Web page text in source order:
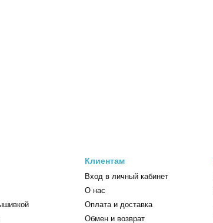
Клиентам
Вход в личный кабинет
О нас
Оплата и доставка
Обмен и возврат